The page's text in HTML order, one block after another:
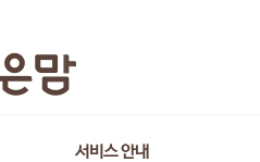
서비스 안내